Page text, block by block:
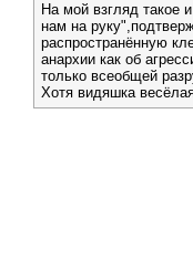
На мой взгляд такое
нам на
распространённую
анархии как об
только всеобщей
Хотя видяшка